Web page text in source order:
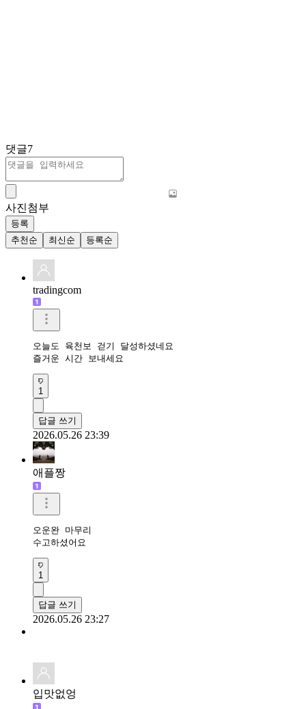
댓글7
사진첨부
등록
추천순
최신순 등록순
tradingcom
오늘도 육천보 걷기 달성하셨네요
즐거운 시간 보내세요
1
답글 쓰기
2026.05.26 23:39
애플짱
오운완 마무리
수고하셨어요
1
답글 쓰기
2026.05.26 23:27
입맛없엉